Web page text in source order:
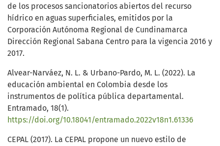
de los procesos sancionatorios abiertos del recurso
hídrico en aguas superficiales, emitidos por la
Corporación Autónoma Regional de Cundinamarca
Dirección Regional Sabana Centro para la vigencia 2016 y
2017.
Alvear-Narváez, N. L. & Urbano-Pardo, M. L. (2022). La
educación ambiental en Colombia desde los
instrumentos de política pública departamental.
Entramado, 18(1).
https://doi.org/10.18041/entramado.2022v18n1.61336
CEPAL (2017). La CEPAL propone un nuevo estilo de